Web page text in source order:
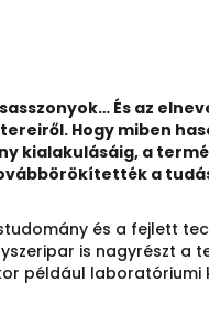
És az
Hogy miben
kialakulásáig, a
a
és a fejlett
is nagyrészt a
például laboratóriumi